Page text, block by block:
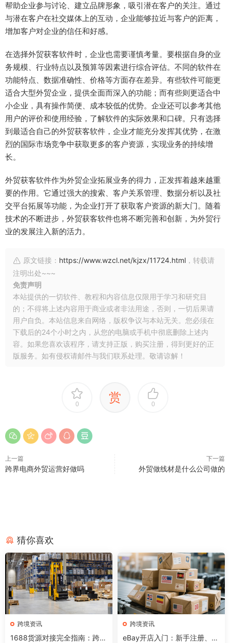
帮助企业参与讨论、建立品牌形象，吸引潜在客户的关注。通过
与潜在客户在社交媒体上的互动，企业能够拉近与客户的距离，
增加客户对企业的信任和好感。
在选择外贸获客软件时，企业也需要谨慎考量。要根据自身的业
务规模、行业特点以及预算等因素进行综合评估。不同的软件在
功能特点、数据准确性、价格等方面存在差异。有些软件可能更
适合大型外贸企业，提供全面而深入的功能；而有些则更适合中
小企业，具有操作简便、成本较低的优势。企业还可以参考其他
用户的评价和使用经验，了解软件的实际效果和口碑。只有选择
到最适合自己的外贸获客软件，企业才能充分发挥其优势，在激
烈的国际市场竞争中获取更多的客户资源，实现业务的持续增
长。
外贸获客软件作为外贸企业拓展业务的得力，正发挥着越来越重
要的作用。它通过强大的搜索、客户关系管理、数据分析以及社
交平台拓展等功能，为企业打开了获取客户资源的新大门。随着
技术的不断进步，外贸获客软件也将不断完善和创新，为外贸行
业的发展注入新的活力。
原文链接： https://www.wzcl.net/kjzx/11724.html ，转载请
注明出处~~~
免责声明
本站提供的一切软件、教程和内容信息仅限用于学习和研究目
的；不得将上述内容用于商业或者非法用途，否则，一切后果请
用户自负。本站信息来自网络，版权争议与本站无关。您必须在
下载后的24个小时之内，从您的电脑或手机中彻底删除上述内
容。如果您喜欢该程序，请支持正版，购买注册，得到更好的正
版服务。如有侵权请邮件与我们联系处理。敬请谅解！
0 赏 0
上一篇
跨界电商外贸运营好做吗
下一篇
外贸做线材是什么公司做的
猜你喜欢
跨境资讯
1688货源对接完全指南：跨境
跨境资讯
eBay开店入门：新手注册、发